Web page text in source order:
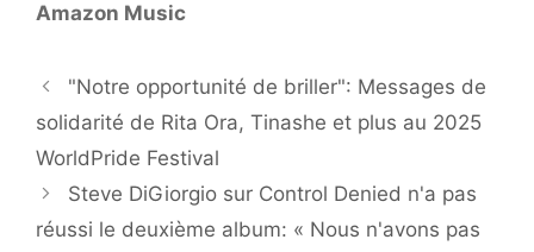
Amazon Music
"Notre opportunité de briller": Messages de
solidarité de Rita Ora, Tinashe et plus au 2025
WorldPride Festival
Steve DiGiorgio sur Control Denied n'a pas
réussi le deuxième album: « Nous n'avons pas